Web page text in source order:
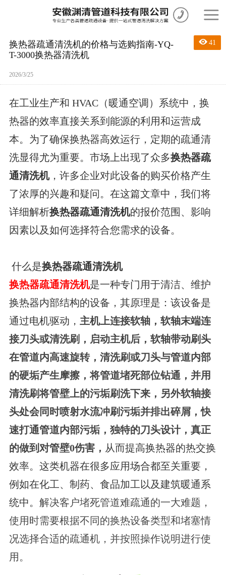
41
换热器疏通清洗机的价格与选购指南-YQ-
T-3000换热器清洗机
2026/3/25
在工业生产和 HVAC（暖通空调）系统中，换
热器的效率直接关系到能源的利用和运营成
本。为了确保换热器高效运行，定期的疏通清
洗显得尤为重要。市场上出现了众多换热器疏
通清洗机，许多企业对此设备的购买价格产生
了浓厚的兴趣和疑问。在这篇文章中，我们将
详细解析换热器疏通清洗机的报价范围、影响
因素以及如何选择符合您需求的设备。
什么是换热器疏通清洗机
换热器疏通清洗机是一种专门用于清洁、维护
换热器内部结构的设备， 其原理是： 该设备是
通过电机驱动， 主机上连接软轴，软轴末端连
接刀头或清洗刷，启动主机后，软轴带动刷头
在管道内高速旋转，清洗刷或刀头与管道内部
的硬垢产生摩擦，将管道堵死部位钻通，并用
清洗刷将管壁上的污垢刷洗下来，另外软轴接
头处会同时喷射水流冲刷污垢并排出碎屑，快
速打通管道内部污垢，独特的刀头设计，真正
的做到对管壁0伤害， 从而提高换热器的热交换
效率。这类机器在很多应用场合都至关重要，
例如在化工、制药、食品加工以及建筑暖通系
统中。 解决客户堵死管道难疏通的一大难题，
使用时需要根据不同的换热设备类型和堵塞情
况选择合适的疏通机，并按照操作说明进行使
用。